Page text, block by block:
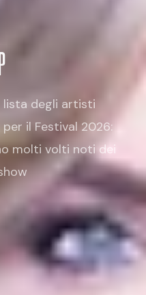
lista degli artisti
il Festival 2026:
molti volti noti dei